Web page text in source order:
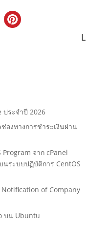
L
ประจำปี 2026
องทางการชำระเงินผ่าน
Program จาก cPanel
ระบบปฏิบัติการ CentOS
of Company
บน Ubuntu